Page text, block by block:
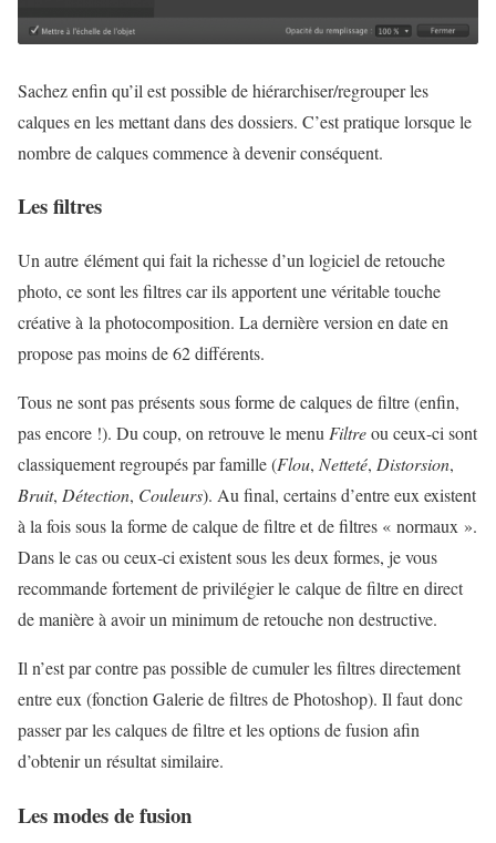
Sachez enfin qu’il est possible de hiérarchiser/regrouper les
calques en les mettant dans des dossiers. C’est pratique lorsque le
nombre de calques commence à devenir conséquent.
Les filtres
Un autre élément qui fait la richesse d’un logiciel de retouche
photo, ce sont les filtres car ils apportent une véritable touche
créative à la photocomposition. La dernière version en date en
propose pas moins de 62 différents.
Tous ne sont pas présents sous forme de calques de filtre (enfin,
pas encore !). Du coup, on retrouve le menu Filtreou ceux-ci sont
classiquement regroupés par famille (Flou, Netteté, Distorsion,
Bruit, Détection, Couleurs). Au final, certains d’entre eux existent
à la fois sous la forme de calque de filtre et de filtres « normaux ».
Dans le cas ou ceux-ci existent sous les deux formes, je vous
recommande fortement de privilégier le calque de filtre en direct
de manière à avoir un minimum de retouche non destructive.
Il n’est par contre pas possible de cumuler les filtres directement
entre eux (fonction Galerie de filtres de Photoshop). Il faut donc
passer par les calques de filtre et les options de fusion afin
d’obtenir un résultat similaire.
Les modes de fusion